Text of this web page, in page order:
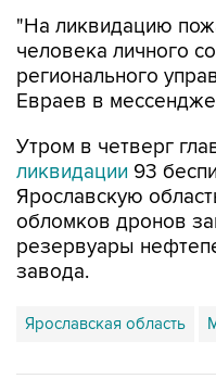
"На ликвидацию
человека личного
регионального
Евраев в
Утром в четверг
ликвидации 93
Ярославскую
обломков дронов
резервуары
завода.
Ярославская область